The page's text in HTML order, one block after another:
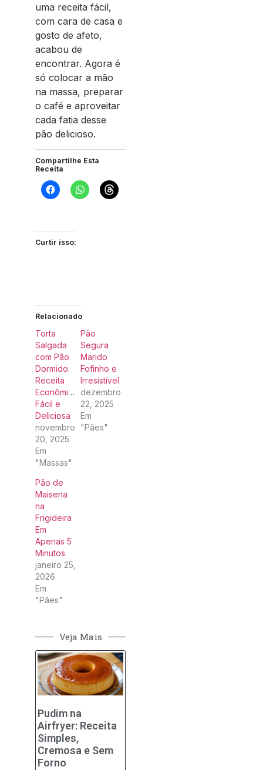
uma receita fácil,
com cara de casa e
gosto de afeto,
acabou de
encontrar. Agora é
só colocar a mão
na massa, preparar
o café e aproveitar
cada fatia desse
pão delicioso.
Compartilhe Esta
Receita
Curtir isso:
Relacionado
Torta
Salgada
com Pão
Dormido:
Receita
Econômica,
Fácil e
Deliciosa
novembro
20, 2025
Em
"Massas"
Pão
Segura
Marido
Fofinho e
Irresistível
dezembro
22, 2025
Em
"Pães"
Pão de
Maisena
na
Frigideira
Em
Apenas 5
Minutos
janeiro 25,
2026
Em
"Pães"
Veja Mais
Pudim na
Airfryer: Receita
Simples,
Cremosa e Sem
Forno